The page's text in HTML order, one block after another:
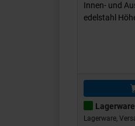
Innen- und
edelstahl
Lagerware
Lagerware,